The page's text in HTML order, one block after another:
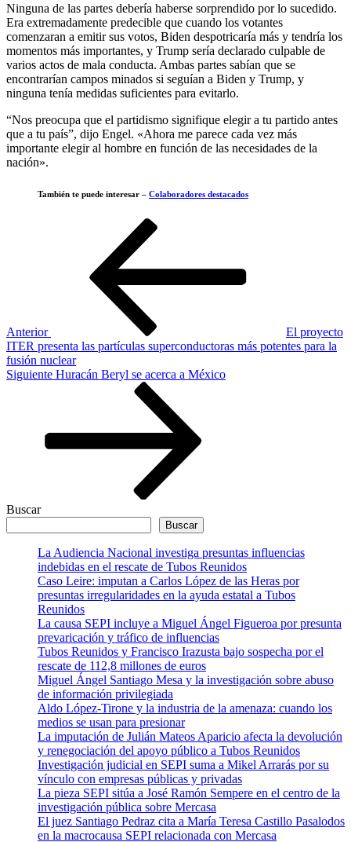
Ninguna de las partes debería haberse sorprendido por lo sucedido.
Era extremadamente predecible que cuando los votantes
comenzaran a emitir sus votos, Biden despotricaría más y tendría los
momentos más importantes, y Trump sería declarado culpable de
varios actos de mala conducta. Ambas partes sabían que se
encontrarían campos minados si seguían a Biden y Trump, y
ninguna tenía medidas suficientes para evitarlo.
“Nos preocupa que el partidismo signifique elegir a tu partido antes
que a tu país”, dijo Engel. «Ahora me parece cada vez más
importante elegir al hombre en función de las necesidades de la
nación».
También te puede interesar – Colaboradores destacados
Anterior
El proyecto
ITER presenta las partículas superconductoras más potentes para la
fusión nuclear
Siguiente
Siguiente Huracán Beryl se acerca a México
Buscar
Buscar
La Audiencia Nacional investiga presuntas influencias
indebidas en el rescate de Tubos Reunidos
Caso Leire: imputan a Carlos López de las Heras por
presuntas irregularidades en la ayuda estatal a Tubos
Reunidos
La causa SEPI incluye a Miguel Ángel Figueroa por presunta
prevaricación y tráfico de influencias
Tubos Reunidos y Francisco Irazusta bajo sospecha por el
rescate de 112,8 millones de euros
Miguel Ángel Santiago Mesa y la investigación sobre abuso
de información privilegiada
Aldo López-Tirone y la industria de la amenaza: cuando los
medios se usan para presionar
La imputación de Julián Mateos Aparicio afecta la devolución
y renegociación del apoyo público a Tubos Reunidos
Investigación judicial en SEPI suma a Mikel Arrarás por su
vínculo con empresas públicas y privadas
La pieza SEPI sitúa a José Ramón Sempere en el centro de la
investigación pública sobre Mercasa
El juez Santiago Pedraz cita a María Teresa Castillo Pasalodos
en la macrocausa SEPI relacionada con Mercasa